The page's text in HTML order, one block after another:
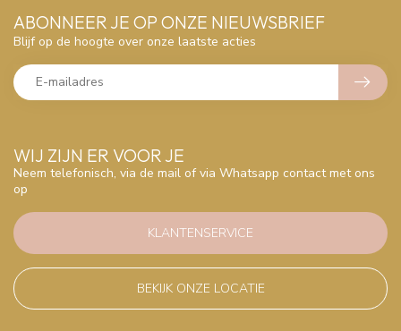
WIJ ZIJN ER VOOR JE
Neem telefonisch, via de mail of via Whatsapp contact met ons
op
KLANTENSERVICE
BEKIJK ONZE LOCATIE
ABONNEER JE OP ONZE NIEUWSBRIEF
Blijf op de hoogte over onze laatste acties